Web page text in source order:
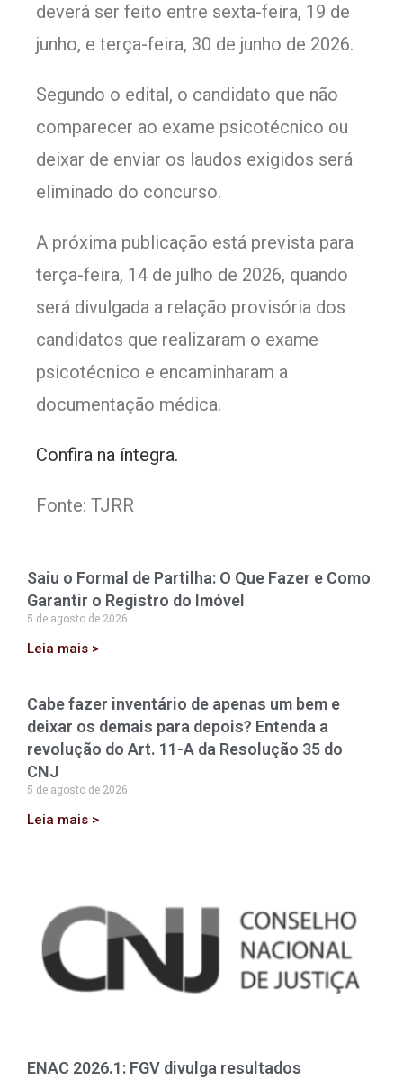
deverá ser feito entre sexta-feira, 19 de
junho, e terça-feira, 30 de junho de 2026.
Segundo o edital, o candidato que não
comparecer ao exame psicotécnico ou
deixar de enviar os laudos exigidos será
eliminado do concurso.
A próxima publicação está prevista para
terça-feira, 14 de julho de 2026, quando
será divulgada a relação provisória dos
candidatos que realizaram o exame
psicotécnico e encaminharam a
documentação médica.
Confira na íntegra.
Fonte: TJRR
Saiu o Formal de Partilha: O Que Fazer e Como
Garantir o Registro do Imóvel
5 de agosto de 2026
Leia mais >
Cabe fazer inventário de apenas um bem e
deixar os demais para depois? Entenda a
revolução do Art. 11-A da Resolução 35 do
CNJ
5 de agosto de 2026
Leia mais >
ENAC 2026.1: FGV divulga resultados